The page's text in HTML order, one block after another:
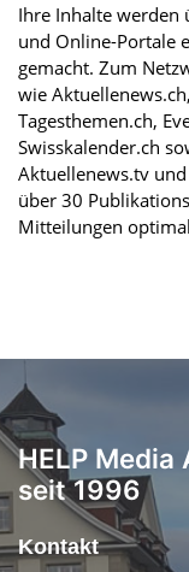
Ihre Inhalte werden
und Online-Portale
gemacht. Zum
wie
Tagesthemen.ch,
Swisskalender.ch
Aktuellenews.tv
über 30
Mitteilungen
HELP
seit 1996
Kontakt